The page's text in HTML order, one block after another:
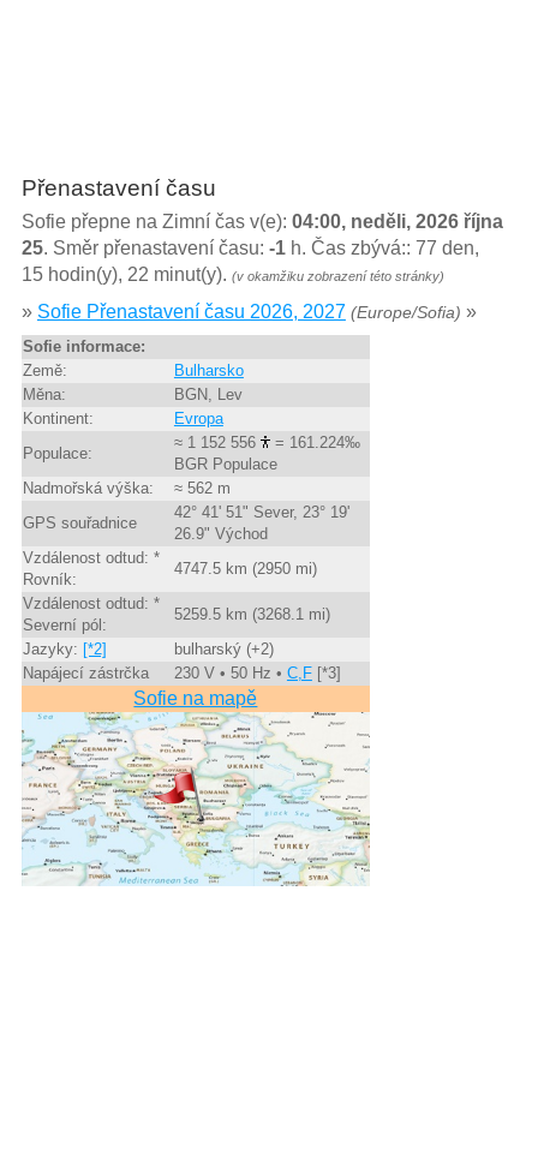
Přenastavení času
Sofie přepne na Zimní čas v(e): 04:00, neděli, 2026 října
25. Směr přenastavení času: -1h. Čas zbývá:: 77 den,
15 hodin(y), 22 minut(y). (v okamžiku zobrazení této stránky)
» Sofie Přenastavení času 2026, 2027 (Europe/Sofia) »
Sofie informace:
Země:
Bulharsko
Měna:
BGN, Lev
Kontinent:
Evropa
Populace:
≈ 1 152 556
= 161.224‰
BGR Populace
Nadmořská výška:
≈ 562 m
GPS souřadnice
42° 41' 51" Sever, 23° 19'
26.9" Východ
Vzdálenost odtud: *
Rovník:
4747.5 km (2950 mi)
Vzdálenost odtud: *
Severní pól:
5259.5 km (3268.1 mi)
Jazyky: [*2]
bulharský (+2)
Napájecí zástrčka
230 V • 50 Hz • C,F[*3]
Sofie na mapě